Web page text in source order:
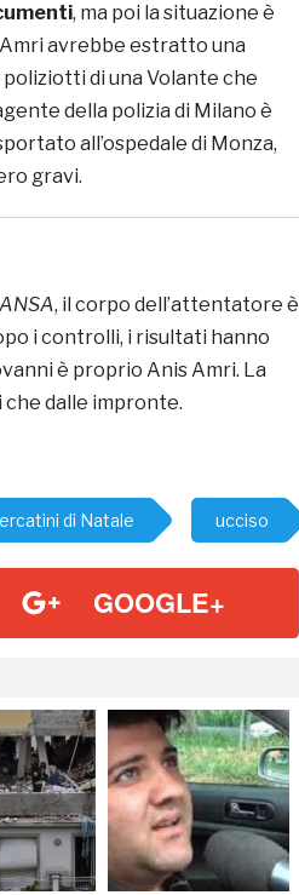
, ma poi la situazione è
avrebbe estratto una
di una Volante che
della polizia di Milano è
all’ospedale di Monza,
gravi.
ANSA, il corpo dell’attentatore è
i controlli, i risultati hanno
è proprio Anis Amri. La
dalle impronte.
di Natale ucciso
GOOGLE+